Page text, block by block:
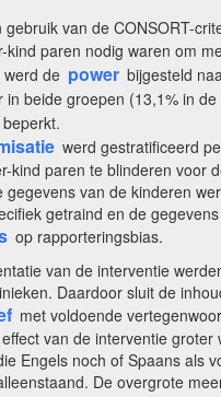
van de CONSORT-
paren nodig waren om
de power bijgesteld
in beide groepen (13,1% in
beperkt.
werd gestratificeerd
kind paren te blinderen voor
van de kinderen
getraind en de
op rapporteringsbias.
van de interventie
Daardoor sluit de
met voldoende
van de interventie groter
Engels noch of Spaans als
De overgrote